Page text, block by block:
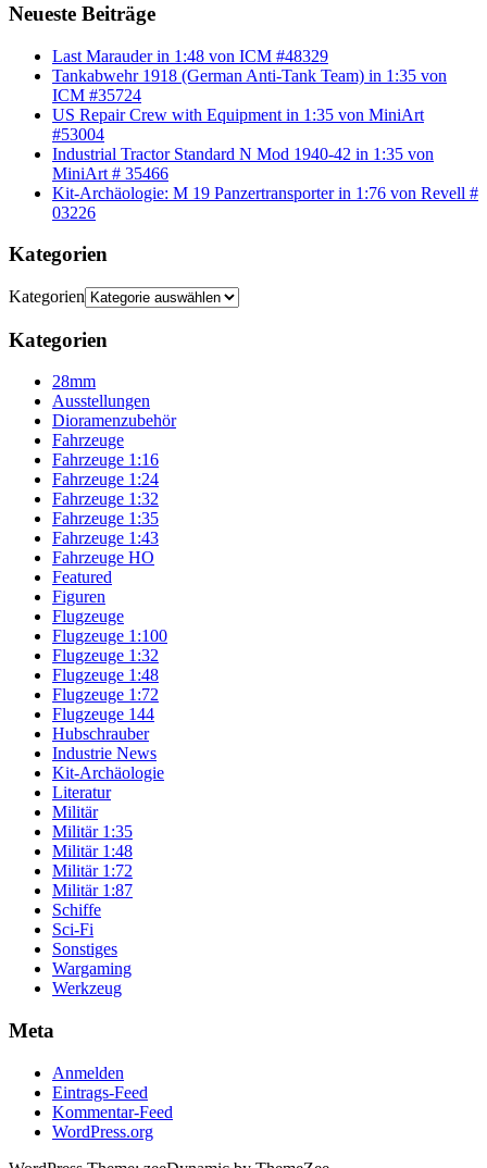
Neueste Beiträge
Last Marauder in 1:48 von ICM #48329
Tankabwehr 1918 (German Anti-Tank Team) in 1:35 von
ICM #35724
US Repair Crew with Equipment in 1:35 von MiniArt
#53004
Industrial Tractor Standard N Mod 1940-42 in 1:35 von
MiniArt # 35466
Kit-Archäologie: M 19 Panzertransporter in 1:76 von Revell #
03226
Kategorien
Kategorien
Kategorien
28mm
Ausstellungen
Dioramenzubehör
Fahrzeuge
Fahrzeuge 1:16
Fahrzeuge 1:24
Fahrzeuge 1:32
Fahrzeuge 1:35
Fahrzeuge 1:43
Fahrzeuge HO
Featured
Figuren
Flugzeuge
Flugzeuge 1:100
Flugzeuge 1:32
Flugzeuge 1:48
Flugzeuge 1:72
Flugzeuge 144
Hubschrauber
Industrie News
Kit-Archäologie
Literatur
Militär
Militär 1:35
Militär 1:48
Militär 1:72
Militär 1:87
Schiffe
Sci-Fi
Sonstiges
Wargaming
Werkzeug
Meta
Anmelden
Eintrags-Feed
Kommentar-Feed
WordPress.org